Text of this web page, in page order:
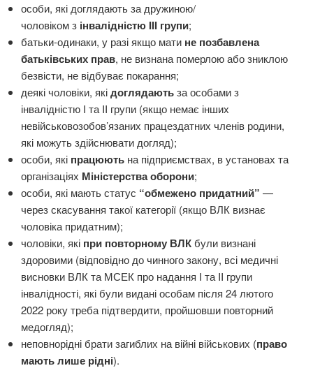
особи, які доглядають за дружиною/
чоловіком з інвалідністю III групи;
батьки-одинаки, у разі якщо мати не позбавлена
батьківських прав, не визнана померлою або зниклою
безвісти, не відбуває покарання;
деякі чоловіки, якідоглядаютьза особами з
інвалідністю I та II групи (якщо немає інших
невійськовозобов’язаних працездатних членів родини,
які можуть здійснювати догляд);
особи, які працюють на підприємствах, в установах та
організаціях Міністерства оборони;
особи, які мають статус “обмежено придатний” —
через скасування такої категорії (якщо ВЛК визнає
чоловіка придатним);
чоловіки, які при повторному ВЛК були визнані
здоровими (відповідно до чинного закону, всі медичні
висновки ВЛК та МСЕК про надання I та II групи
інвалідності, які були видані особам після 24 лютого
2022 року треба підтвердити, пройшовши повторний
медогляд);
неповнорідні брати загиблих на війні військових (право
мають лише рідні).